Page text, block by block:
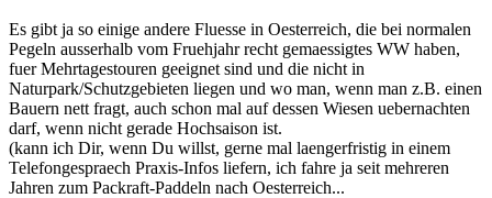
Es gibt ja so einige andere Fluesse in Oesterreich, die bei normalen
Pegeln ausserhalb vom Fruehjahr recht gemaessigtes WW haben,
fuer Mehrtagestouren geeignet sind und die nicht in
Naturpark/Schutzgebieten liegen und wo man, wenn man z.B. einen
Bauern nett fragt, auch schon mal auf dessen Wiesen uebernachten
darf, wenn nicht gerade Hochsaison ist.
(kann ich Dir, wenn Du willst, gerne mal laengerfristig in einem
Telefongespraech Praxis-Infos liefern, ich fahre ja seit mehreren
Jahren zum Packraft-Paddeln nach Oesterreich...